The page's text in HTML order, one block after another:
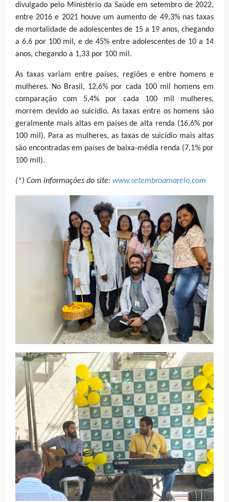
divulgado pelo Ministério da Saúde em setembro de 2022,
entre 2016 e 2021 houve um aumento de 49,3% nas taxas
de mortalidade de adolescentes de 15 a 19 anos, chegando
a 6,6 por 100 mil, e de 45% entre adolescentes de 10 a 14
anos, chegando a 1,33 por 100 mil.
As taxas variam entre países, regiões e entre homens e
mulheres. No Brasil, 12,6% por cada 100 mil homens em
comparação com 5,4% por cada 100 mil mulheres,
morrem devido ao suicídio. As taxas entre os homens são
geralmente mais altas em países de alta renda (16,6% por
100 mil). Para as mulheres, as taxas de suicídio mais altas
são encontradas em países de baixa-média renda (7,1% por
100 mil).
(*) Com informações do site: www.setembroamarelo.com